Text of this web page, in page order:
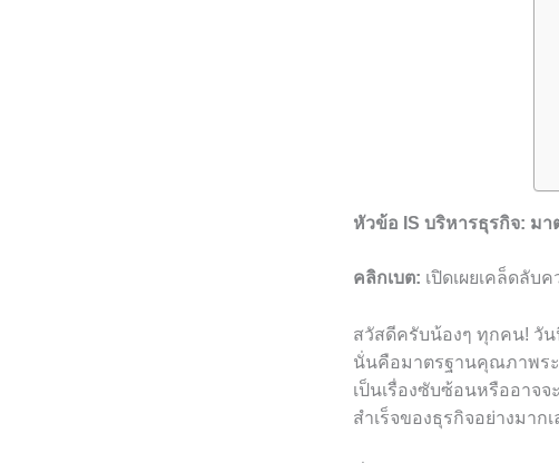
หัวข้อ IS บริหารธุรกิจ: ม
คลิกเบต: เปิดเผยเคล็ดลับ
สวัสดีครับน้องๆ ทุกคน! วั
นั่นคือมาตรฐานคุณภาพระ
เป็นเรื่องซับซ้อนหรืออาจ
สำเร็จของธุรกิจอย่างมาก